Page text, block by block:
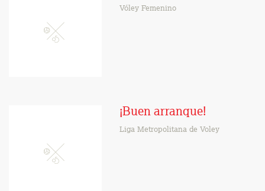
Vóley Femenino
¡Buen arranque!
Liga Metropolitana de Voley